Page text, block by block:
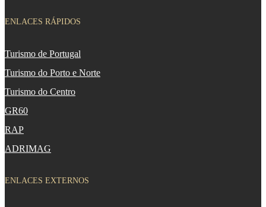
ENLACES RÁPIDOS
Turismo de Portugal
Turismo do Porto e Norte
Turismo do Centro
GR60
RAP
ADRIMAG
ENLACES EXTERNOS